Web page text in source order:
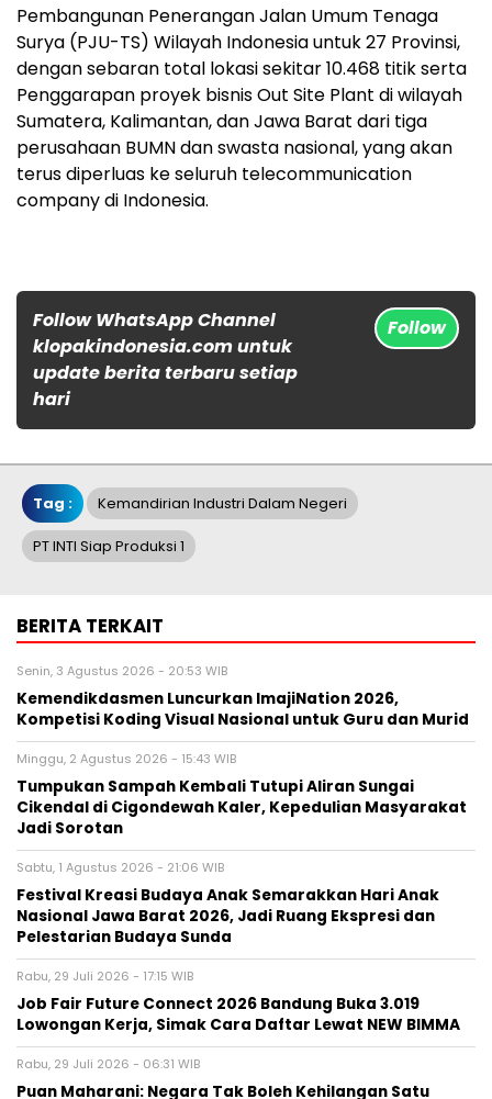
Pembangunan Penerangan Jalan Umum Tenaga
Surya (PJU-TS) Wilayah Indonesia untuk 27 Provinsi,
dengan sebaran total lokasi sekitar 10.468 titik serta
Penggarapan proyek bisnis Out Site Plant di wilayah
Sumatera, Kalimantan, dan Jawa Barat dari tiga
perusahaan BUMN dan swasta nasional, yang akan
terus diperluas ke seluruh telecommunication
company di Indonesia.
Follow WhatsApp Channel
klopakindonesia.com untuk
update berita terbaru setiap
hari
Follow
Tag : Kemandirian Industri Dalam Negeri
PT INTI Siap Produksi 1
BERITA TERKAIT
Senin, 3 Agustus 2026 - 20:53 WIB
Kemendikdasmen Luncurkan ImajiNation 2026,
Kompetisi Koding Visual Nasional untuk Guru dan Murid
Minggu, 2 Agustus 2026 - 15:43 WIB
Tumpukan Sampah Kembali Tutupi Aliran Sungai
Cikendal di Cigondewah Kaler, Kepedulian Masyarakat
Jadi Sorotan
Sabtu, 1 Agustus 2026 - 21:06 WIB
Festival Kreasi Budaya Anak Semarakkan Hari Anak
Nasional Jawa Barat 2026, Jadi Ruang Ekspresi dan
Pelestarian Budaya Sunda
Rabu, 29 Juli 2026 - 17:15 WIB
Job Fair Future Connect 2026 Bandung Buka 3.019
Lowongan Kerja, Simak Cara Daftar Lewat NEW BIMMA
Rabu, 29 Juli 2026 - 06:31 WIB
Puan Maharani: Negara Tak Boleh Kehilangan Satu